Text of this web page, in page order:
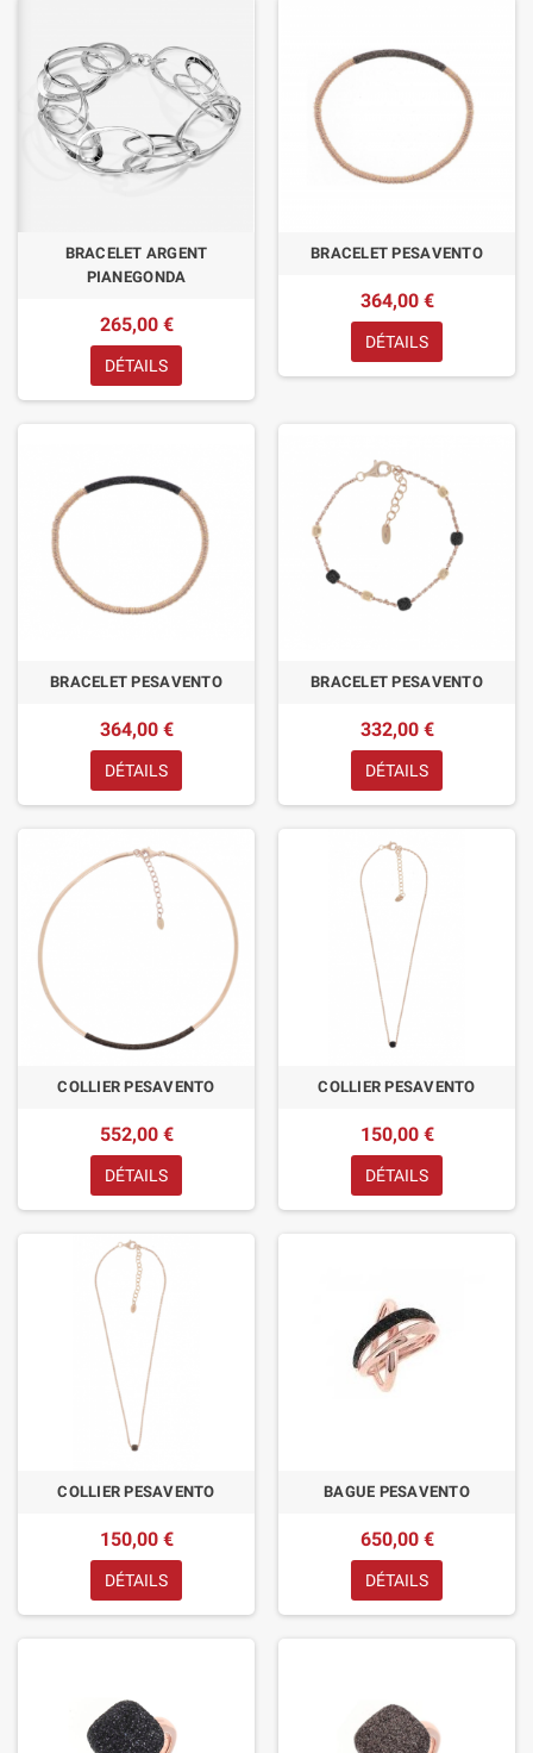
BRACELET ARGENT
PIANEGONDA
265,00 €
DÉTAILS
BRACELET PESAVENTO
364,00 €
DÉTAILS
BRACELET PESAVENTO
364,00 €
DÉTAILS
BRACELET PESAVENTO
332,00 €
DÉTAILS
COLLIER PESAVENTO
552,00 €
DÉTAILS
COLLIER PESAVENTO
150,00 €
DÉTAILS
COLLIER PESAVENTO
150,00 €
DÉTAILS
BAGUE PESAVENTO
650,00 €
DÉTAILS